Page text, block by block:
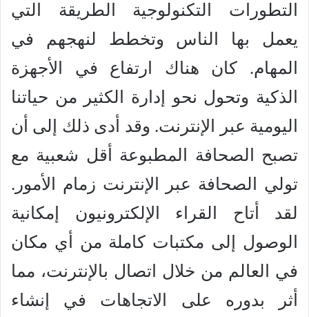
التطورات التكنولوجية الطريقة التي
يعمل بها الناس وتخطط لنهجهم في
المهام. كان هناك ارتفاع في الأجهزة
الذكية وتحول نحو إدارة الكثير من حياتنا
اليومية عبر الإنترنت. وقد أدى ذلك إلى أن
تصبح الصحافة المطبوعة أقل شعبية مع
تولي الصحافة عبر الإنترنت زمام الأمور.
لقد أتاح القراء الإلكترونيون إمكانية
الوصول إلى مكتبات كاملة من أي مكان
في العالم من خلال اتصال بالإنترنت، مما
أثر بدوره على الاتجاهات في إنشاء